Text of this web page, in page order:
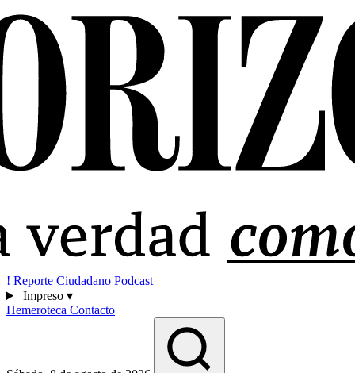
! Reporte Ciudadano Podcast
Impreso ▾
Hemeroteca Contacto